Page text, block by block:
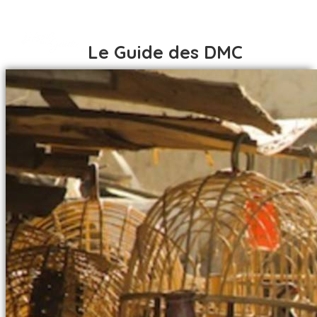
Le Guide des DMC
ACCUEIL
DESTINATIONS
AFRIQUE
AFRIQUE DU SUD
ALGÉRIE
BÉNIN
BOTSWANA
BURKINA FASO
CÔTE D IVOIRE
ACCUEIL
DESTINATIONS
AFRIQUE
AFRIQUE DU SUD
ALGÉRIE
BÉNIN